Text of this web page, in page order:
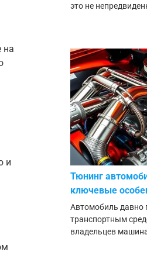
на
и
это не
Тюнинг
ключевые
Автомобиль давно
транспортным
владельцев